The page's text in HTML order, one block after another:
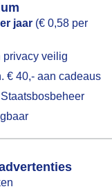
jaar (€ 0,58 per
privacy veilig
€ 40,- aan cadeaus
Weerzine
gebruiken voor
akkoord op hebt
zo een pop-up uit
toestemming
wordt.